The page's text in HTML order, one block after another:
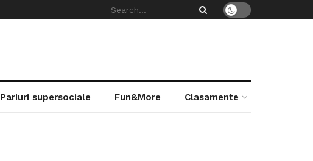
Pariuri supersociale Fun&More Clasamente